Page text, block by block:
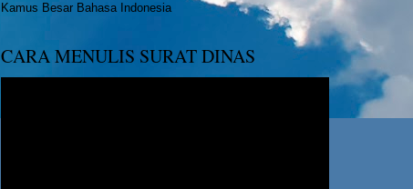
Kamus Besar Bahasa Indonesia
CARA MENULIS SURAT DINAS